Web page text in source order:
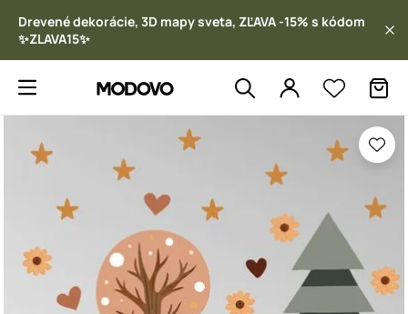
Drevené dekorácie, 3D mapy sveta, ZĽAVA -15% s kódom
✨ZLAVA15✨